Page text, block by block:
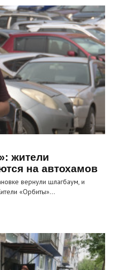
жители
на автохамов
вернули шлагбаум, и
«Орбиты»…